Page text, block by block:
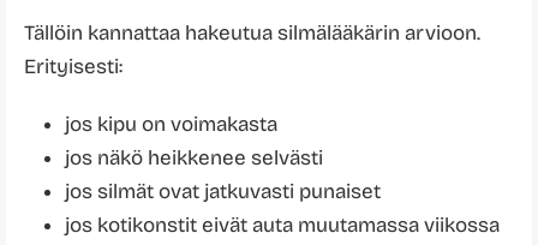
Tällöin kannattaa hakeutua silmälääkärin arvioon.
Erityisesti:
jos kipu on voimakasta
jos näkö heikkenee selvästi
jos silmät ovat jatkuvasti punaiset
jos kotikonstit eivät auta muutamassa viikossa